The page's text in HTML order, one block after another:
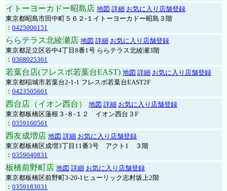
イトーヨーカドー昭島店 地図 詳細 お気に入り店舗登録
東京都昭島市田中町５６２-１イトーヨーカドー昭島３階
： 0425006151
ららテラス北綾瀬店 地図 詳細 お気に入り店舗登録
東京都足立区谷中4丁目8番1号 ららテラス北綾瀬3階
： 0368025361
若葉台店(フレスポ若葉台EAST) 地図 詳細 お気に入り店舗登録
東京都稲城市若葉台2-1-1 フレスポ若葉台EAST2F
： 0423505661
西台店（イオン西台） 地図 詳細 お気に入り店舗登録
東京都板橋区蓮根３-８-１２ イオン西台３F
： 0359160561
西友成増店 地図 詳細 お気に入り店舗登録
東京都板橋区成増3丁目11番3号 アクト1 ３階
： 0359040831
板橋前野町店 地図 詳細 お気に入り店舗登録
東京都板橋区前野町3-20-1ヒューリック志村坂上2階
： 0359183031